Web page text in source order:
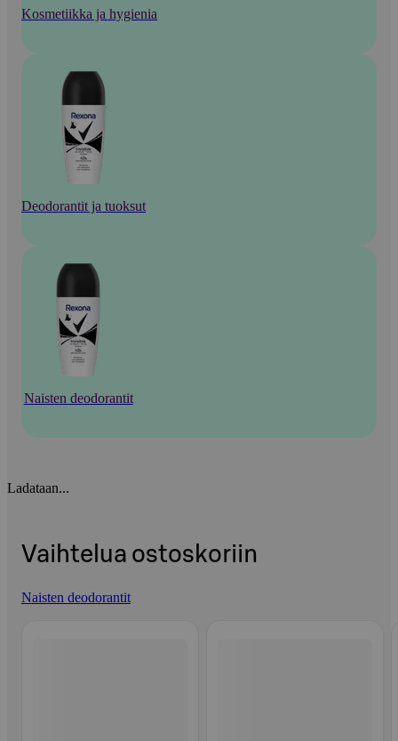
Kosmetiikka ja hygienia
Deodorantit ja tuoksut
Naisten deodorantit
Ladataan...
Vaihtelua ostoskoriin
Naisten deodorantit